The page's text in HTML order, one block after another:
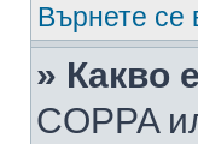
Върнете се
» Какво
COPPA